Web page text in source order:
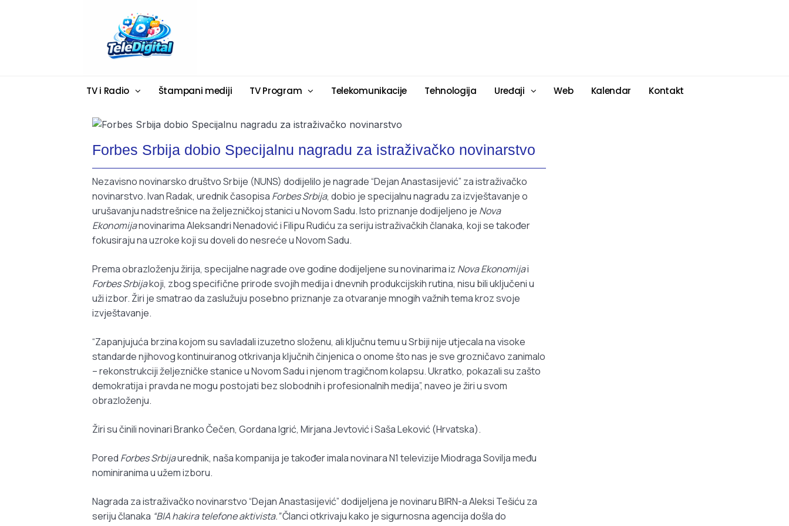
TV i Radio Štampani mediji TV Program Telekomunikacije Tehnologija Uređaji Web Kalendar Kontakt
Forbes Srbija dobio Specijalnu nagradu za istraživačko novinarstvo
Nezavisno novinarsko društvo Srbije (NUNS) dodijelilo je nagrade “Dejan Anastasijević” za istraživačko
novinarstvo. Ivan Radak, urednik časopisa Forbes Srbija, dobio je specijalnu nagradu za izvještavanje o
urušavanju nadstrešnice na željezničkoj stanici u Novom Sadu. Isto priznanje dodijeljeno je Nova
Ekonomijanovinarima Aleksandri Nenadović i Filipu Rudiću za seriju istraživačkih članaka, koji se također
fokusiraju na uzroke koji su doveli do nesreće u Novom Sadu.
Prema obrazloženju žirija, specijalne nagrade ove godine dodijeljene su novinarima iz Nova Ekonomijai
Forbes Srbijakoji, zbog specifične prirode svojih medija i dnevnih produkcijskih rutina, nisu bili uključeni u
uži izbor. Žiri je smatrao da zaslužuju posebno priznanje za otvaranje mnogih važnih tema kroz svoje
izvještavanje.
“Zapanjujuća brzina kojom su savladali izuzetno složenu, ali ključnu temu u Srbiji nije utjecala na visoke
standarde njihovog kontinuiranog otkrivanja ključnih činjenica o onome što nas je sve grozničavo zanimalo
– rekonstrukciji željezničke stanice u Novom Sadu i njenom tragičnom kolapsu. Ukratko, pokazali su zašto
demokratija i pravda ne mogu postojati bez slobodnih i profesionalnih medija”, naveo je žiri u svom
obrazloženju.
Žiri su činili novinari Branko Čečen, Gordana Igrić, Mirjana Jevtović i Saša Leković (Hrvatska).
Pored Forbes Srbijaurednik, naša kompanija je također imala novinara N1 televizije Miodraga Sovilja među
nominiranima u užem izboru.
Nagrada za istraživačko novinarstvo “Dejan Anastasijević” dodijeljena je novinaru BIRN-a Aleksi Tešiću za
seriju članaka “BIA hakira telefone aktivista.”Članci otkrivaju kako je sigurnosna agencija došla do